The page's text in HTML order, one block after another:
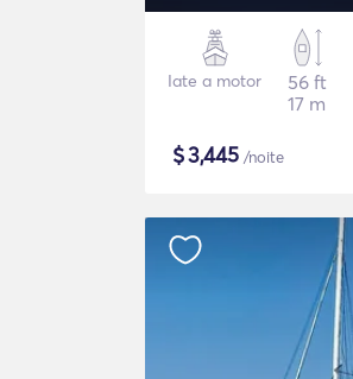
Iate a motor
56 ft
17 m
$3,445 /noite